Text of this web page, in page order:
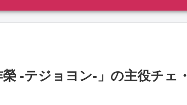
-テジョヨン-」の主役チェ